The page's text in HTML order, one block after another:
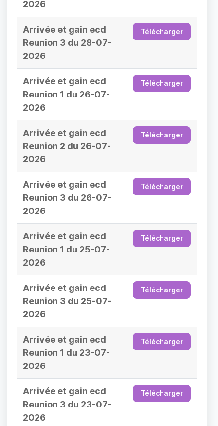
2026
Arrivée et gain ecd
Reunion 3 du 28-07-
2026
Télécharger
Arrivée et gain ecd
Reunion 1 du 26-07-
2026
Télécharger
Arrivée et gain ecd
Reunion 2 du 26-07-
2026
Télécharger
Arrivée et gain ecd
Reunion 3 du 26-07-
2026
Télécharger
Arrivée et gain ecd
Reunion 1 du 25-07-
2026
Télécharger
Arrivée et gain ecd
Reunion 3 du 25-07-
2026
Télécharger
Arrivée et gain ecd
Reunion 1 du 23-07-
2026
Télécharger
Arrivée et gain ecd
Reunion 3 du 23-07-
2026
Télécharger